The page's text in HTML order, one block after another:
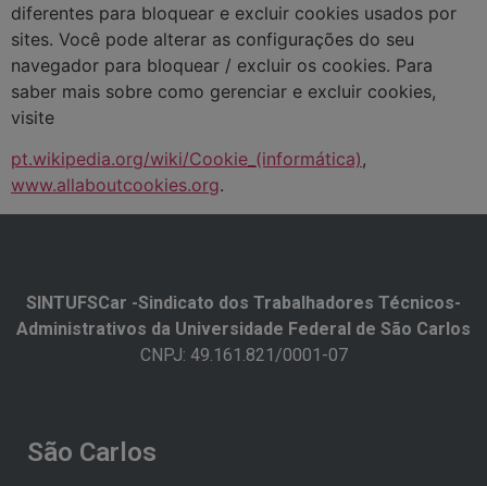
diferentes para bloquear e excluir cookies usados por
sites. Você pode alterar as configurações do seu
navegador para bloquear / excluir os cookies. Para
saber mais sobre como gerenciar e excluir cookies,
visite
pt.wikipedia.org/wiki/Cookie_(informática),
www.allaboutcookies.org.
SINTUFSCar -Sindicato dos Trabalhadores Técnicos-
Administrativos da Universidade Federal de São Carlos​
CNPJ: 49.161.821/0001-07
São Carlos